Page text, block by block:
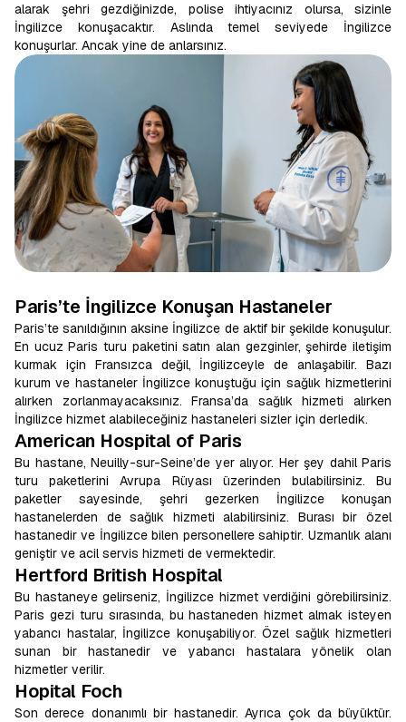
alarak şehri gezdiğinizde, polise ihtiyacınız olursa, sizinle
İngilizce konuşacaktır. Aslında temel seviyede İngilizce
konuşurlar. Ancak yine de anlarsınız.
Paris’te İngilizce Konuşan Hastaneler
Paris’te sanıldığının aksine İngilizce de aktif bir şekilde konuşulur.
En ucuz Paris turu paketini satın alan gezginler, şehirde iletişim
kurmak için Fransızca değil, İngilizceyle de anlaşabilir. Bazı
kurum ve hastaneler İngilizce konuştuğu için sağlık hizmetlerini
alırken zorlanmayacaksınız. Fransa’da sağlık hizmeti alırken
İngilizce hizmet alabileceğiniz hastaneleri sizler için derledik.
American Hospital of Paris
Bu hastane, Neuilly-sur-Seine’de yer alıyor. Her şey dahil Paris
turu paketlerini Avrupa Rüyası üzerinden bulabilirsiniz. Bu
paketler sayesinde, şehri gezerken İngilizce konuşan
hastanelerden de sağlık hizmeti alabilirsiniz. Burası bir özel
hastanedir ve İngilizce bilen personellere sahiptir. Uzmanlık alanı
geniştir ve acil servis hizmeti de vermektedir.
Hertford British Hospital
Bu hastaneye gelirseniz, İngilizce hizmet verdiğini görebilirsiniz.
Paris gezi turu sırasında, bu hastaneden hizmet almak isteyen
yabancı hastalar, İngilizce konuşabiliyor. Özel sağlık hizmetleri
sunan bir hastanedir ve yabancı hastalara yönelik olan
hizmetler verilir.
Hopital Foch
Son derece donanımlı bir hastanedir. Ayrıca çok da büyüktür.